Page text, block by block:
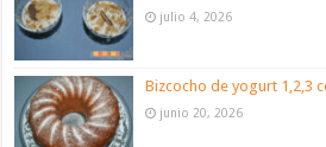
julio 4, 2026
Bizcocho de yogurt 1,2,3
junio 20, 2026